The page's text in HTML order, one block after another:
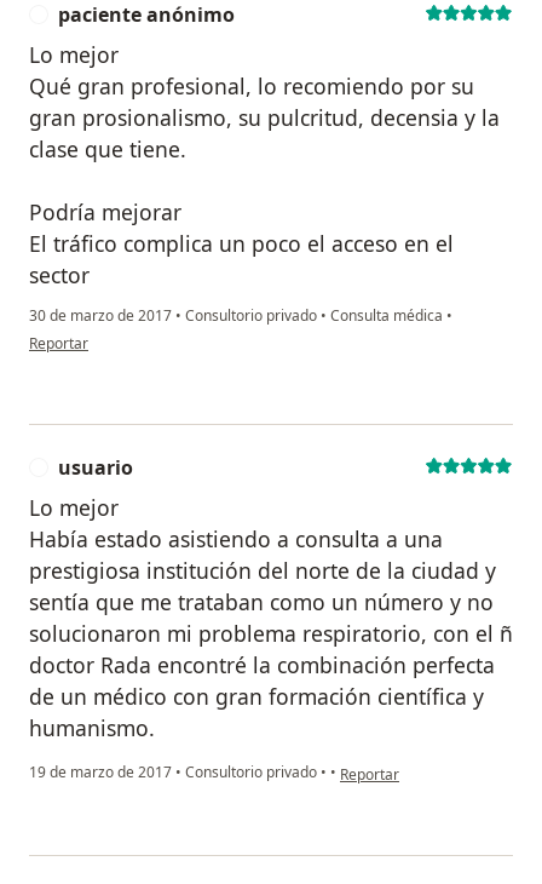
paciente anónimo
Lo mejor
Qué gran profesional, lo recomiendo por su
gran prosionalismo, su pulcritud, decensia y la
clase que tiene.
Podría mejorar
El tráfico complica un poco el acceso en el
sector
30 de marzo de 2017 • Consultorio privado • Consulta médica •
en opinión del usuario paciente anónimo
Reportar
usuario
Lo mejor
Había estado asistiendo a consulta a una
prestigiosa institución del norte de la ciudad y
sentía que me trataban como un número y no
solucionaron mi problema respiratorio, con el ñ
doctor Rada encontré la combinación perfecta
de un médico con gran formación científica y
humanismo.
19 de marzo de 2017 • Consultorio privado • • en opinión del usuario usuario
Reportar